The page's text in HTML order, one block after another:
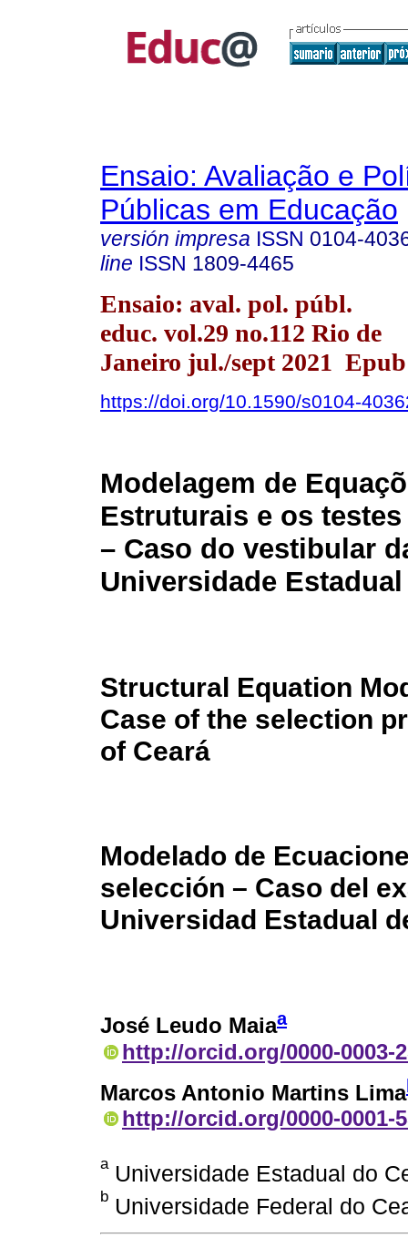
Ensaio: Avaliação e
Públicas em Educação
versión impresa ISSN 0104-
line ISSN 1809-4465
Ensaio: aval. pol. públ.
educ. vol.29 no.112 Rio de
Janeiro jul./sept 2021
https://doi.org/10.1590/s0104-
Modelagem de
Estruturais e os
– Caso do vestibular
Universidade
Structural Equation
Case of the selection
of Ceará
Modelado de
selección – Caso del
Universidad Estadual
José Leudo Maiaa
http://orcid.org/0000-0003-
Marcos Antonio Martins Lima
http://orcid.org/0000-0001-
aUniversidade Estadual do
b Universidade Federal do